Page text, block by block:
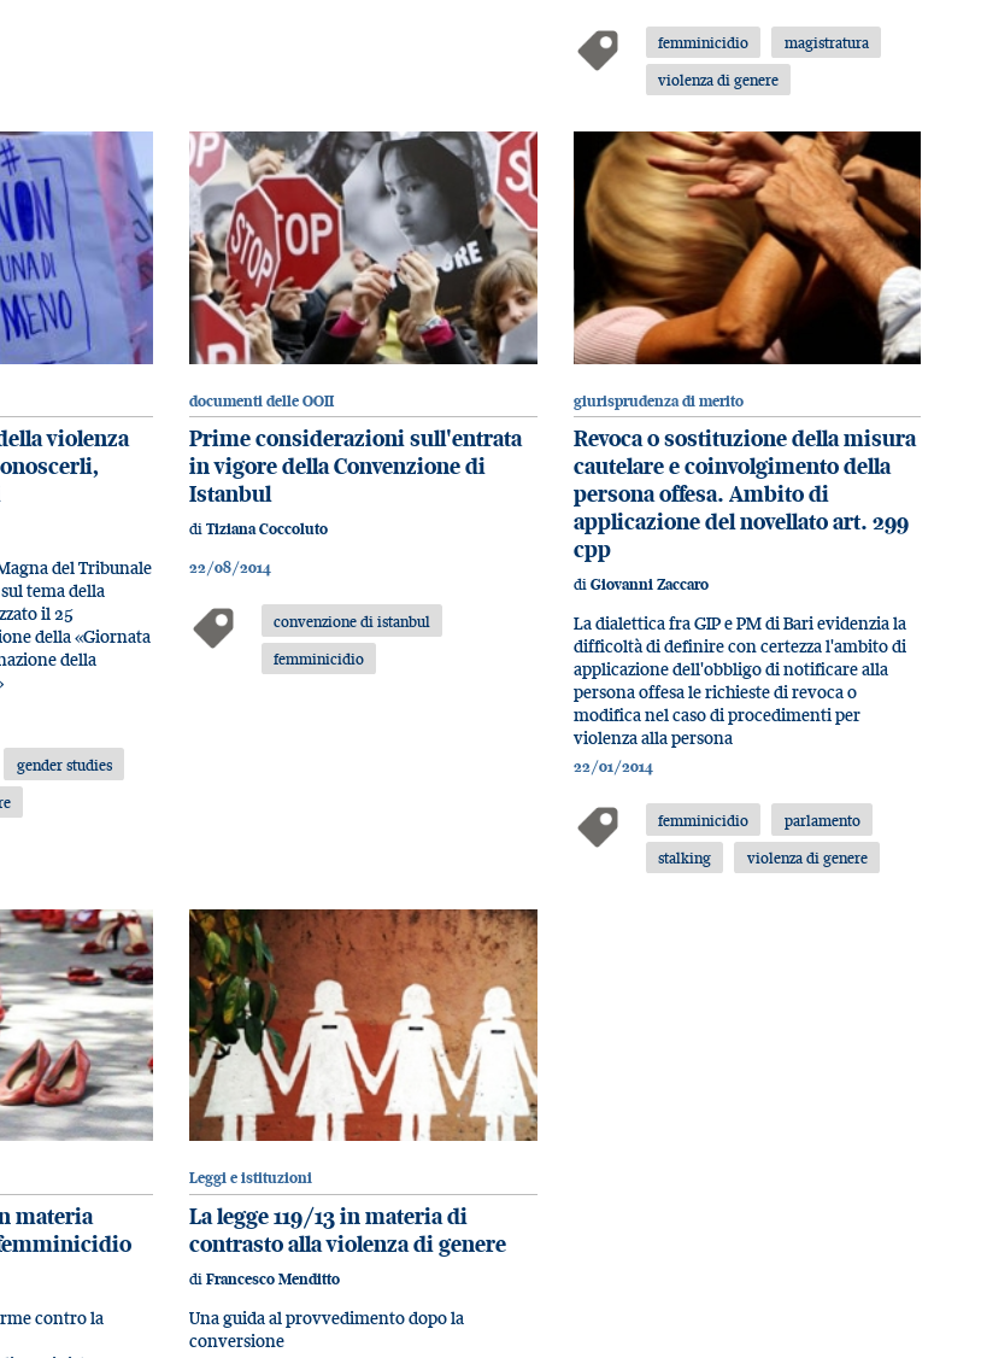
femminicidio
magistratura
violenza di genere
violenza
del Tribunale
tema della
il 25
della «Giornata
della
gender studies
documenti delle OOII
Prime considerazioni sull'entrata
in vigore della Convenzione di
Istanbul
di Tiziana Coccoluto
22/08/2014
convenzione di istanbul
femminicidio
giurisprudenza di merito
Revoca o sostituzione della misura
cautelare e coinvolgimento della
persona offesa. Ambito di
applicazione del novellato art. 299
cpp
di Giovanni Zaccaro
La dialettica fra GIP e PM di Bari evidenzia la
difficoltà di definire con certezza l'ambito di
applicazione dell'obbligo di notificare alla
persona offesa le richieste di revoca o
modifica nel caso di procedimenti per
violenza alla persona
22/01/2014
femminicidio
parlamento
stalking
violenza di genere
materia
contro la
Leggi e istituzioni
La legge 119/13 in materia di
contrasto alla violenza di genere
di Francesco Menditto
Una guida al provvedimento dopo la
conversione